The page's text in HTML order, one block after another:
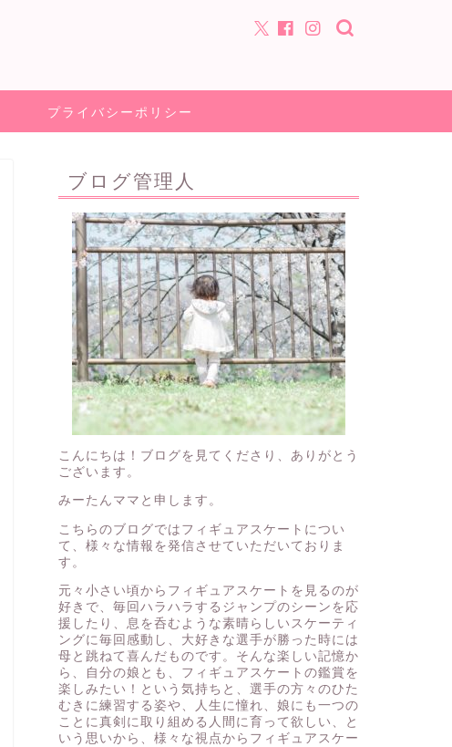
プライバシーポリシー
ブログ管理人
こんにちは！ブログを見てくださり、ありがとう
ございます。
みーたんママと申します。
こちらのブログではフィギュアスケートについ
て、様々な情報を発信させていただいておりま
す。
元々小さい頃からフィギュアスケートを見るのが
好きで、毎回ハラハラするジャンプのシーンを応
援したり、息を呑むような素晴らしいスケーティ
ングに毎回感動し、大好きな選手が勝った時には
母と跳ねて喜んだものです。そんな楽しい記憶か
ら、自分の娘とも、フィギュアスケートの鑑賞を
楽しみたい！という気持ちと、選手の方々のひた
むきに練習する姿や、人生に憧れ、娘にも一つの
ことに真剣に取り組める人間に育って欲しい、と
いう思いから、様々な視点からフィギュアスケー